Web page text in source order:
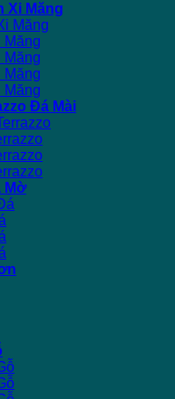
Xi Măng
Măng
Măng
Măng
Măng
Măng
Đá Mài
Mờ